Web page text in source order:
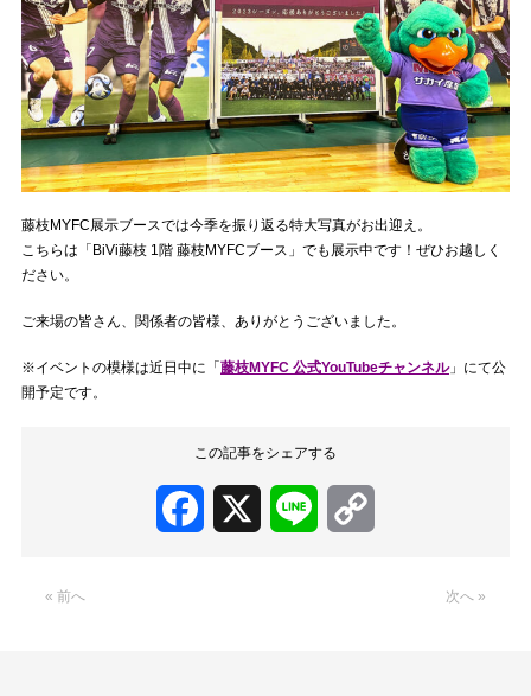
藤枝MYFC展示ブースでは今季を振り返る特大写真がお出迎え。
こちらは「BiVi藤枝 1階 藤枝MYFCブース」でも展示中です！ぜひお越しく
ださい。
ご来場の皆さん、関係者の皆様、ありがとうございました。
※イベントの模様は近日中に「藤枝MYFC 公式YouTubeチャンネル」にて公
開予定です。
この記事をシェアする
Facebook Line
« 前へ 次へ »